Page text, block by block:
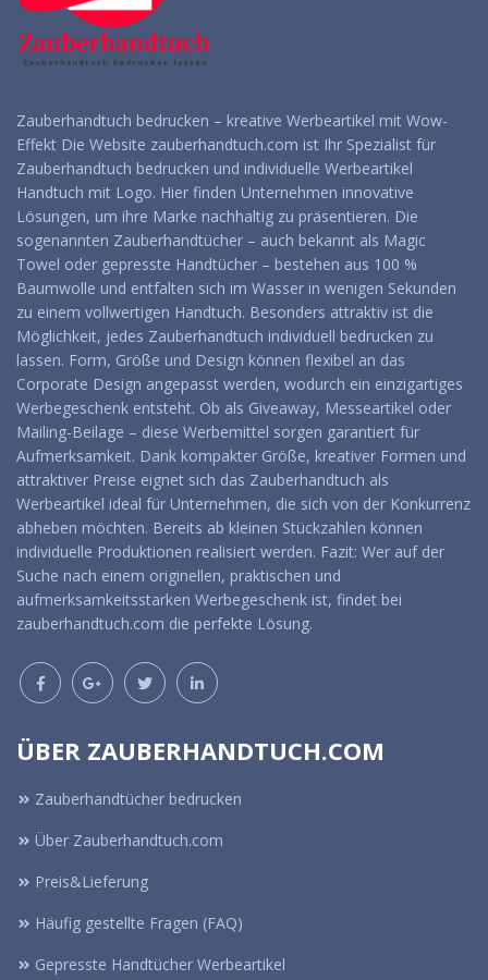
Zauberhandtuch bedrucken – kreative Werbeartikel mit Wow-
Effekt Die Website zauberhandtuch.com ist Ihr Spezialist für
Zauberhandtuch bedrucken und individuelle Werbeartikel
Handtuch mit Logo. Hier finden Unternehmen innovative
Lösungen, um ihre Marke nachhaltig zu präsentieren. Die
sogenannten Zauberhandtücher – auch bekannt als Magic
Towel oder gepresste Handtücher – bestehen aus 100 %
Baumwolle und entfalten sich im Wasser in wenigen Sekunden
zu einem vollwertigen Handtuch. Besonders attraktiv ist die
Möglichkeit, jedes Zauberhandtuch individuell bedrucken zu
lassen. Form, Größe und Design können flexibel an das
Corporate Design angepasst werden, wodurch ein einzigartiges
Werbegeschenk entsteht. Ob als Giveaway, Messeartikel oder
Mailing-Beilage – diese Werbemittel sorgen garantiert für
Aufmerksamkeit. Dank kompakter Größe, kreativer Formen und
attraktiver Preise eignet sich das Zauberhandtuch als
Werbeartikel ideal für Unternehmen, die sich von der Konkurrenz
abheben möchten. Bereits ab kleinen Stückzahlen können
individuelle Produktionen realisiert werden. Fazit: Wer auf der
Suche nach einem originellen, praktischen und
aufmerksamkeitsstarken Werbegeschenk ist, findet bei
zauberhandtuch.com die perfekte Lösung.
ÜBER ZAUBERHANDTUCH.COM
Zauberhandtücher bedrucken
Über Zauberhandtuch.com
Preis&Lieferung
Häufig gestellte Fragen (FAQ)
Gepresste Handtücher Werbeartikel